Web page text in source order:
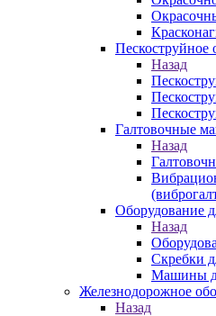
Пескоструйное
Назад
Галтовочные
Назад
Оборудование
Назад
Скребки
Машины
Железнодорожное
Назад